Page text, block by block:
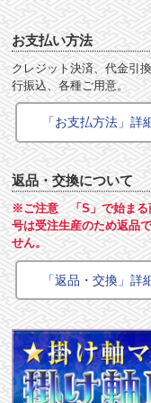
お支払い方法
クレジット決済、代金引
行振込、各種ご用意。
「お支払方法」詳
返品・交換について
※ご注意 「S」で始まる
号は受注生産のため返品
せん。
「返品・交換」詳